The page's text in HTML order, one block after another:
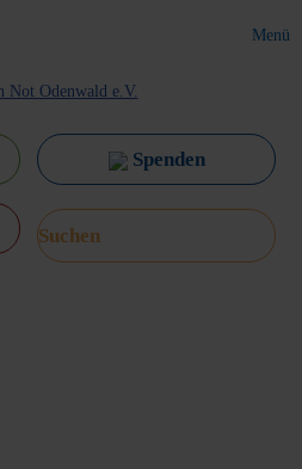
Menü
Spenden